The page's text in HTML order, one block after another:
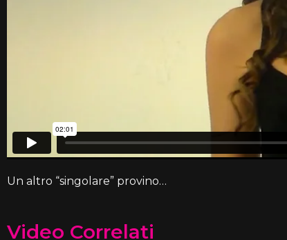
Un altro “singolare” provino…
Video Correlati